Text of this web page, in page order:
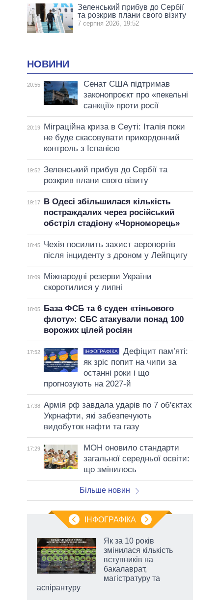
Зеленський прибув до Сербії
та розкрив плани свого візиту
7 серпня 2026, 19:52
НОВИНИ
20:55
Сенат США підтримав
законопроєкт про «пекельні
санкції» проти росії
20:19
Міграційна криза в Сеуті: Італія поки
не буде скасовувати прикордонний
контроль з Іспанією
19:52 Зеленський прибув до Сербії та
розкрив плани свого візиту
19:17
В Одесі збільшилася кількість
постраждалих через російський
обстріл стадіону «Чорноморець»
18:45
Чехія посилить захист аеропортів
після інциденту з дроном у Лейпцигу
18:09
Міжнародні резерви України
скоротилися у липні
18:05
База ФСБ та 6 суден «тіньового
флоту»: СБС атакували понад 100
ворожих цілей росіян
17:52 ІНФОГРАФІКА
Дефіцит пам’яті:
як зріс попит на чипи за
останні роки і що
прогнозують на 2027-й
17:38 Армія рф завдала ударів по 7 об'єктах
Укрнафти, які забезпечують
видобуток нафти та газу
17:29
МОН оновило стандарти
загальної середньої освіти:
що змінилось
Більше новин
ІНФОГРАФІКА
Як за 10 років
змінилася кількість
вступників на
бакалаврат,
магістратуру та
аспірантуру